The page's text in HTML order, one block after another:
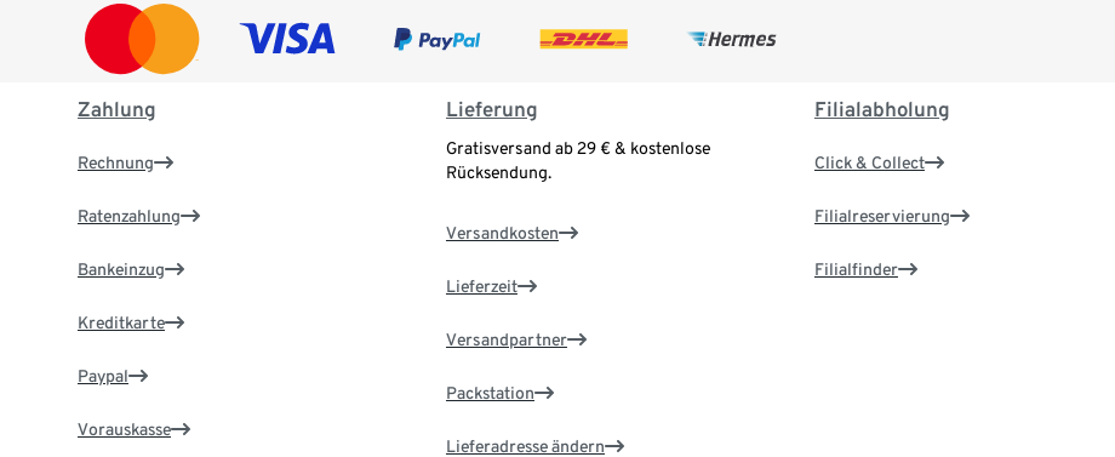
Zahlung
Rechnung
Ratenzahlung
Bankeinzug
Kreditkarte
Paypal
Vorauskasse
Lieferung
Gratisversand ab 29 € & kostenlose
Rücksendung.
Versandkosten
Lieferzeit
Versandpartner
Packstation
Lieferadresse ändern
Filialabholung
Click & Collect
Filialreservierung
Filialfinder